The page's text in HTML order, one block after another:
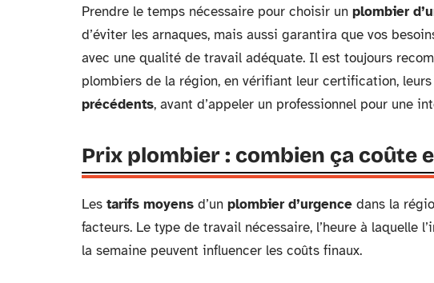
Prendre le temps nécessaire pour choisir un plombier
d’éviter les arnaques, mais aussi garantira que vos
avec une qualité de travail adéquate. Il est toujours
plombiers de la région, en vérifiant leur certification,
précédents, avant d’appeler un professionnel pour une
Prix plombier : combien ça coûte
Les tarifs moyens d’un plombier d’urgence dans la
facteurs. Le type de travail nécessaire, l’heure à laquelle
la semaine peuvent influencer les coûts finaux.